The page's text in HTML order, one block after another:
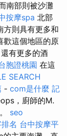
南部則被沙灘
按摩spa 北部
方則具有更多和
歡這個地區的原
有更多的酒
胞證桃園 在這
SEARCH
- com是什麼 記
，廚師的M.
seo
名 台中按摩平